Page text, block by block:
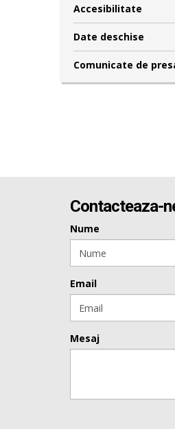
Accesibilitate
Date deschise
Comunicate de
Contacteaza-
Nume
Email
Mesaj